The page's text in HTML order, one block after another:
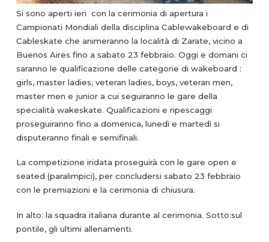
Si sono aperti ieri con la cerimonia di apertura i
Campionati Mondiali della disciplina Cablewakeboard e di
Cableskate che animeranno la località di Zarate, vicino a
Buenos Aires fino a sabato 23 febbraio. Oggi e domani ci
saranno le qualificazione delle categorie di wakeboard :
girls, master ladies, veteran ladies, boys, veteran men,
master men e junior a cui seguiranno le gare della
specialità wakeskate. Qualificazioni e ripescaggi
proseguiranno fino a domenica, lunedì e martedì si
disputeranno finali e semifinali.
La competizione iridata proseguirà con le gare open e
seated (paralimpici), per concludersi sabato 23 febbraio
con le premiazioni e la cerimonia di chiusura.
In alto: la squadra italiana durante al cerimonia. Sotto:sul
pontile, gli ultimi allenamenti.